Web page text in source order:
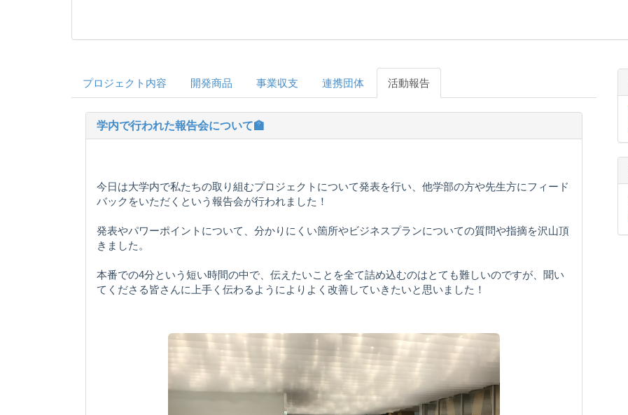
プロジェクト内容 開発商品 事業収支 連携団体 活動報告
学内で行われた報告会について🏫
今日は大学内で私たちの取り組むプロジェクトについて発表を行い、他学部の方や先生方にフィード
バックをいただくという報告会が行われました！
発表やパワーポイントについて、分かりにくい箇所やビジネスプランについての質問や指摘を沢山頂
きました。
本番での4分という短い時間の中で、伝えたいことを全て詰め込むのはとても難しいのですが、聞い
てくださる皆さんに上手く伝わるようによりよく改善していきたいと思いました！